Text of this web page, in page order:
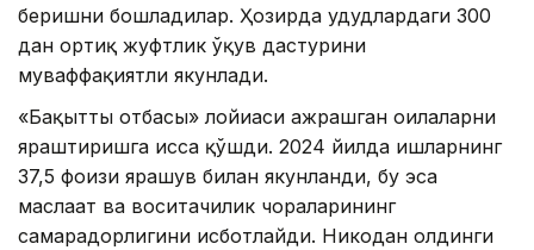
беришни бошладилар. Ҳозирда ҳудудлардаги 300
дан ортиқ жуфтлик ўқув дастурини
муваффақиятли якунлади.
«Бақытты отбасы» лойиҳаси ажрашган оилаларни
яраштиришга ҳисса қўшди. 2024 йилда ишларнинг
37,5 фоизи ярашув билан якунланди, бу эса
маслаҳат ва воситачилик чораларининг
самарадорлигини исботлайди. Никоҳдан олдинги